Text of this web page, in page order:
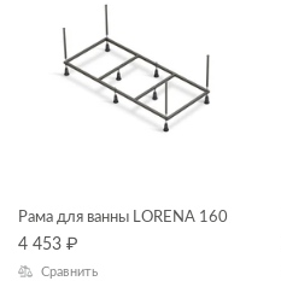
Рама для ванны LORENA 160
4 453 ₽
Сравнить